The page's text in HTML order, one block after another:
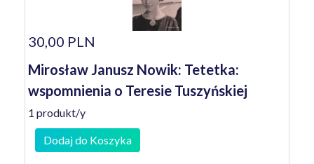
30,00 PLN
Mirosław Janusz Nowik: Tetetka:
wspomnienia o Teresie Tuszyńskiej
1 produkt/y
Dodaj do Koszyka